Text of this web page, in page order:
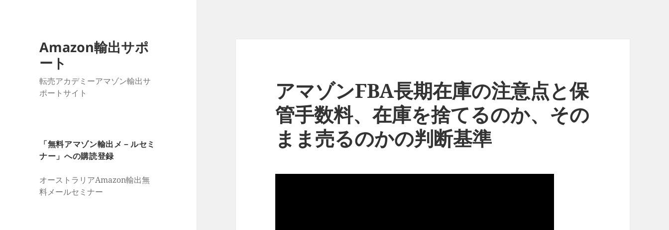
Amazon輸出サポ
ート
転売アカデミーアマゾン輸出サ
ポートサイト
「無料アマゾン輸出メ－ルセミ
ナー」への購読登録
オーストラリアAmazon輸出無
料メールセミナー
アマゾンFBA長期在庫の注意点と保
管手数料、在庫を捨てるのか、その
まま売るのかの判断基準